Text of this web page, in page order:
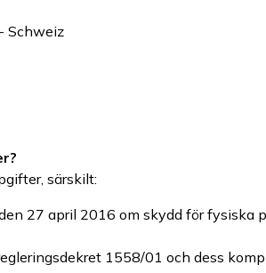
Schweiz
särskilt:
27 april 2016 om skydd för fysiska
1558/01 och dess